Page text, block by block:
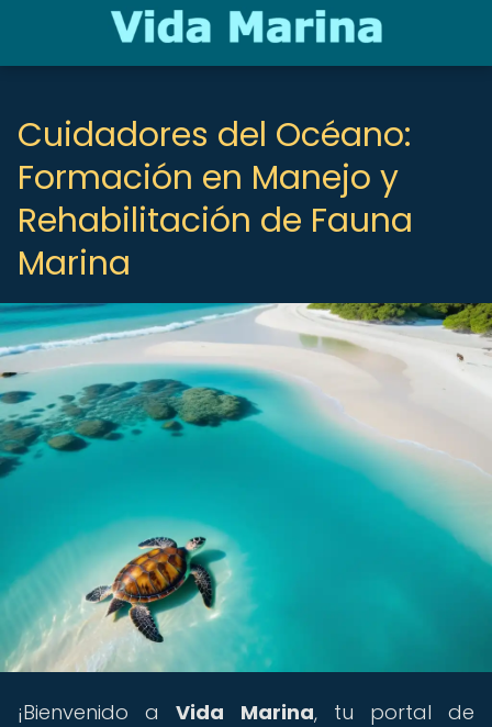
Cuidadores del Océano:
Formación en Manejo y
Rehabilitación de Fauna
Marina
¡Bienvenido aVida Marina, tu portal de